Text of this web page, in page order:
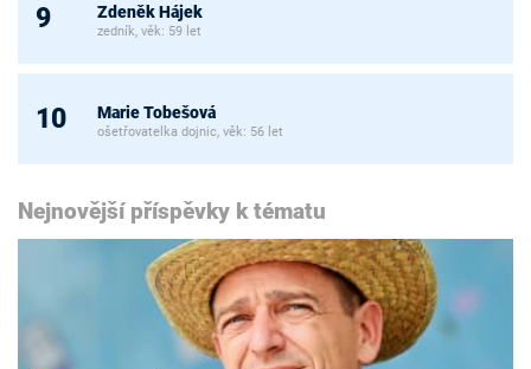
9 Zdeněk Hájek
zedník, věk: 59 let
10 Marie Tobešová
ošetřovatelka dojnic, věk: 56 let
Nejnovější příspěvky k tématu